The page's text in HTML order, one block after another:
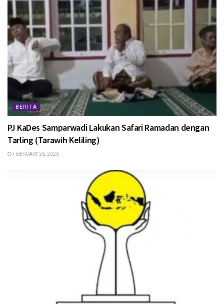
BERITA
PJ KaDes Samparwadi Lakukan Safari Ramadan dengan
Tarling (Tarawih Keliling)
FEBRUARY 26, 2026